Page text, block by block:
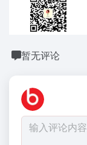
暂无评论